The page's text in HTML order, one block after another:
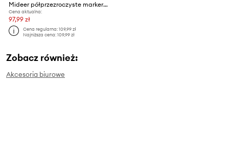
Mideer półprzezroczyste markery z podwójną końcówką 24-pack
Cena aktualna:
97,99 zł
Cena regularna:109,99 zł
Najniższa cena:109,99 zł
Zobacz również:
Akcesoria biurowe